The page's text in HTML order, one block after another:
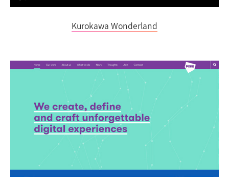
Kurokawa Wonderland